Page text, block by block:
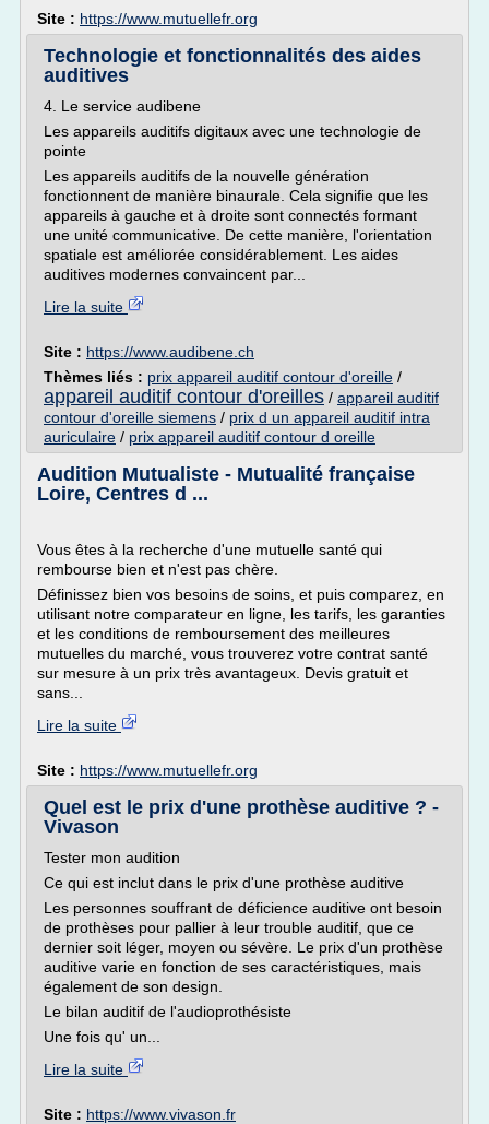
Site : https://www.mutuellefr.org
Technologie et fonctionnalités des aides
auditives
4. Le service audibene
Les appareils auditifs digitaux avec une technologie de
pointe
Les appareils auditifs de la nouvelle génération
fonctionnent de manière binaurale. Cela signifie que les
appareils à gauche et à droite sont connectés formant
une unité communicative. De cette manière, l'orientation
spatiale est améliorée considérablement. Les aides
auditives modernes convaincent par...
Lire la suite
Site : https://www.audibene.ch
Thèmes liés : prix appareil auditif contour d'oreille /
appareil auditif contour d'oreilles / appareil auditif
contour d'oreille siemens / prix d un appareil auditif intra
auriculaire / prix appareil auditif contour d oreille
Audition Mutualiste - Mutualité française
Loire, Centres d ...
Vous êtes à la recherche d'une mutuelle santé qui
rembourse bien et n'est pas chère.
Définissez bien vos besoins de soins, et puis comparez, en
utilisant notre comparateur en ligne, les tarifs, les garanties
et les conditions de remboursement des meilleures
mutuelles du marché, vous trouverez votre contrat santé
sur mesure à un prix très avantageux. Devis gratuit et
sans...
Lire la suite
Site : https://www.mutuellefr.org
Quel est le prix d'une prothèse auditive ? -
Vivason
Tester mon audition
Ce qui est inclut dans le prix d'une prothèse auditive
Les personnes souffrant de déficience auditive ont besoin
de prothèses pour pallier à leur trouble auditif, que ce
dernier soit léger, moyen ou sévère. Le prix d'un prothèse
auditive varie en fonction de ses caractéristiques, mais
également de son design.
Le bilan auditif de l'audioprothésiste
Une fois qu' un...
Lire la suite
Site : https://www.vivason.fr